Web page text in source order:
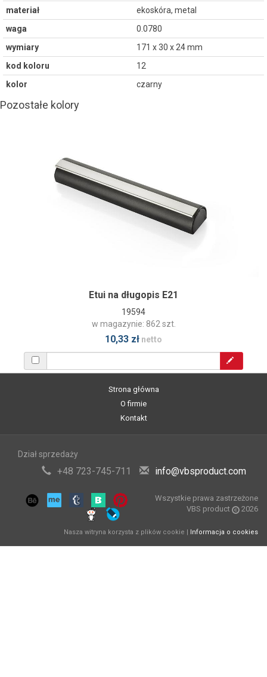
materiał
ekoskóra, metal
waga
0.0780
wymiary
171 x 30 x 24 mm
kod koloru
12
kolor
czarny
Pozostałe kolory
Etui na długopis E21
19594
w magazynie: 862 szt.
10,33 zł netto
Strona główna
O firmie
Kontakt
Dział sprzedaży
+48 723-745-711 info@vbsproduct.com
Wszystkie prawa zastrzeżone
VBS product
2026
Nasza witryna korzysta z plików cookie | Informacja o cookies